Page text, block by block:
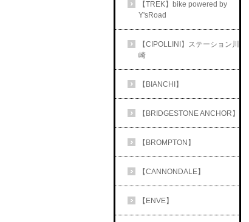
【TREK】bike powered by
Y'sRoad
【CIPOLLINI】ステーション川
崎
【BIANCHI】
【BRIDGESTONE ANCHOR】
【BROMPTON】
【CANNONDALE】
【ENVE】